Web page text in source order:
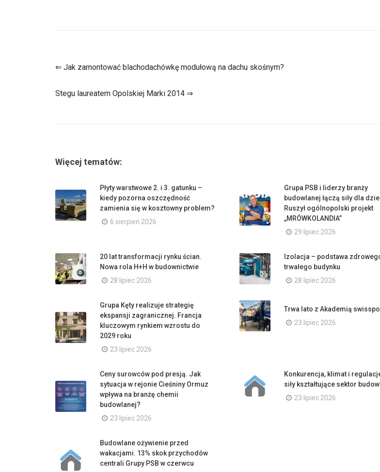
⇐ Jak zamontować blachodachówkę modułową na dachu skośnym?
Stegu laureatem Opolskiej Marki 2014 ⇒
Więcej tematów:
Płyty warstwowe 2. i 3. gatunku –
kiedy pozorna oszczędność
zamienia się w kosztowny problem?
6 sierpień 2026
Grupa PSB i liderzy branży
budowlanej łączą siły dla
Ruszył ogólnopolski projekt
„MRÓWKOLANDIA”
29 lipiec 2026
20 lat transformacji rynku ścian.
Nowa rola H+H w budownictwie
28 lipiec 2026
Izolacja – podstawa
trwałego budynku
28 lipiec 2026
Grupa Kęty realizuje strategię
ekspansji zagranicznej. Francja
kluczowym rynkiem wzrostu do
2029 roku
23 lipiec 2026
Trwa lato z Akademią
23 lipiec 2026
Ceny surowców pod presją. Jak
sytuacja w rejonie Cieśniny Ormuz
wpływa na branżę chemii
budowlanej?
23 lipiec 2026
Konkurencja, klimat i
siły kształtujące sektor
23 lipiec 2026
Budowlane ożywienie przed
wakacjami. 13% skok przychodów
centrali Grupy PSB w czerwcu